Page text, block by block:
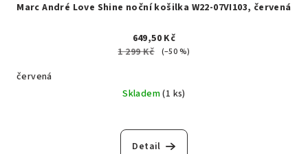
Marc André Love Shine noční košilka W22-07VI103, červená
649,50 Kč
1 299 Kč
(–50 %)
červená
Skladem(1 ks)
Detail